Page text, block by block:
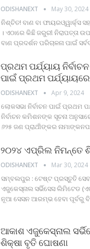
ODISHANEXT May 30, 2024
ନିଶ୍ଚିତ! ବାଣ ବା ଫାୟରଓ୍ୱାର୍କ୍ସ
। ଏଠାରେ କିଛି ଜରୁରୀ ନିରାପତ୍ତା
ବାଣ ପ୍ରଦର୍ଶନ ପରିଚାଳନା ପାଇଁ
ପ୍ରଥମ ପର୍ଯ୍ୟାୟ
ପାଇଁ ପ୍ରଥମ
ODISHANEXT Apr 9, 2024
ଲୋକସଭା ନିର୍ବାଚନ ପାଇଁ ପ୍ରଥମ
ନିର୍ବାଚନ କମିଶନଙ୍କ ସୂଚନା
୬୨୫ ଜଣ ପ୍ରାର୍ଥୀଙ୍କର
୨୦୨୪ ଏପ୍ରିଲ ନିମନ୍ତେ
ODISHANEXT Mar 30, 2024
ସମ୍ବଲପୁର : ଟେଷ୍ଟ ପ୍ରସ୍ତୁତି
ଏଜୁକେସ୍‌ନାଲ ସର୍ଭିସେସ ଲିମିଟେଡ
ନୂଆ ସେସନ ଆରମ୍ଭ ହେବା ପୂର୍ବରୁ
ଆକାଶ ଏଜୁକେସ୍‌ନାଲ
ଶିକ୍ଷା ବୃତି ଘୋଷଣା